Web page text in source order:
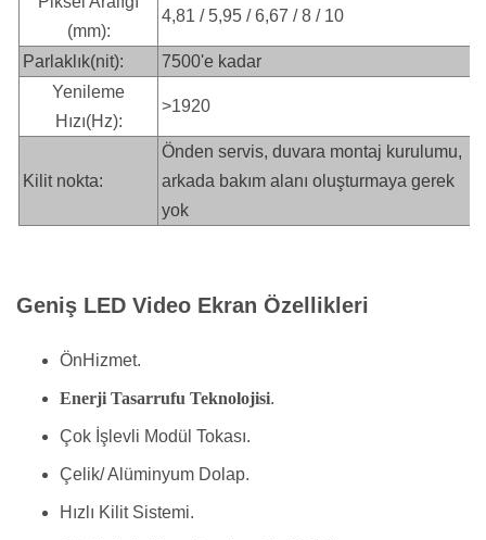
(mm):
4,81 / 5,95 / 6,67 / 8 / 10
Parlaklık(nit):
7500'e kadar
Yenileme
Hızı(Hz):
>1920
Kilit nokta:
Önden servis, duvara montaj kurulumu,
arkada bakım alanı oluşturmaya gerek
yok
Geniş LED Video Ekran Özellikleri
ÖnHizmet.
Enerji Tasarrufu Teknolojisi.
Çok İşlevli Modül Tokası.
Çelik/ Alüminyum Dolap.
Hızlı Kilit Sistemi.